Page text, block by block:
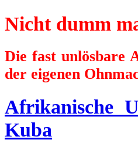
Nicht dumm
Die fast unlösbare
der eigenen
Afrikanische
Kuba